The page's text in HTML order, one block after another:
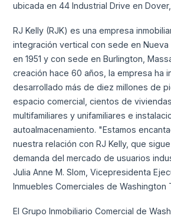
ubicada en 44 Industrial Drive en Dover,
RJ Kelly (RJK) es una empresa
integración vertical con sede en Nueva
en 1951 y con sede en Burlington,
creación hace 60 años, la empresa ha
desarrollado más de diez millones de
espacio comercial, cientos de
multifamiliares y unifamiliares e
autoalmacenamiento. "Estamos
nuestra relación con RJ Kelly, que
demanda del mercado de usuarios
Julia Anne M. Slom, Vicepresidenta
Inmuebles Comerciales de Washington
El Grupo Inmobiliario Comercial de